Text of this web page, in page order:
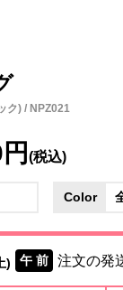
ク) / NPZ021
(税込)
Color
) 午 前 注文の発